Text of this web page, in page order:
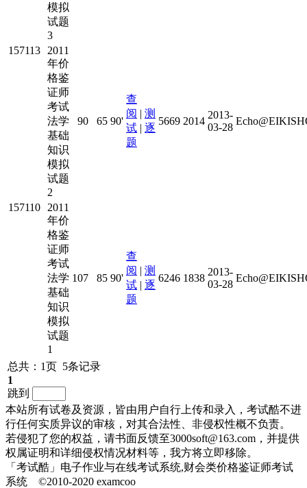
模拟
试题
3
157113
2011
年价
格鉴
证师
考试
法学
基础
知识
模拟
试题
2
90 65 90'
查
阅 | 测
试 | 逐
题
5669 2014
2013-
03-28
157110
2011
年价
格鉴
证师
考试
法学
基础
知识
模拟
试题
1
107 85 90'
查
阅 | 测
试 | 逐
题
6246 1838
2013-
03-28
总共：1页 5条记录
1
跳到
本站所有试卷及资源，皆由用户自行上传和录入，考试酷不进
行任何实质异议的审核，对其合法性、非侵权性概不负责。
若侵犯了您的权益，请书面反馈至3000soft@163.com，并提供
权属证明和详细侵权情况材料等，我方将立即移除。
「考试酷」电子作业与在线考试系统,财会类价格鉴证师考试
系统 ©2010-2020 examcoo